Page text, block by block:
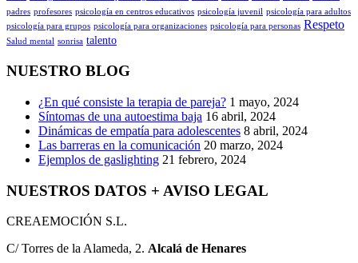
padres profesores psicología en centros educativos psicología juvenil psicología para adultos
psicología para grupos psicología para organizaciones psicología para personas Respeto
Salud mental sonrisa talento
NUESTRO BLOG
¿En qué consiste la terapia de pareja? 1 mayo, 2024
Síntomas de una autoestima baja 16 abril, 2024
Dinámicas de empatía para adolescentes 8 abril, 2024
Las barreras en la comunicación 20 marzo, 2024
Ejemplos de gaslighting 21 febrero, 2024
NUESTROS DATOS + AVISO LEGAL
CREAEMOCIÓN S.L.
C/ Torres de la Alameda, 2. Alcalá de Henares